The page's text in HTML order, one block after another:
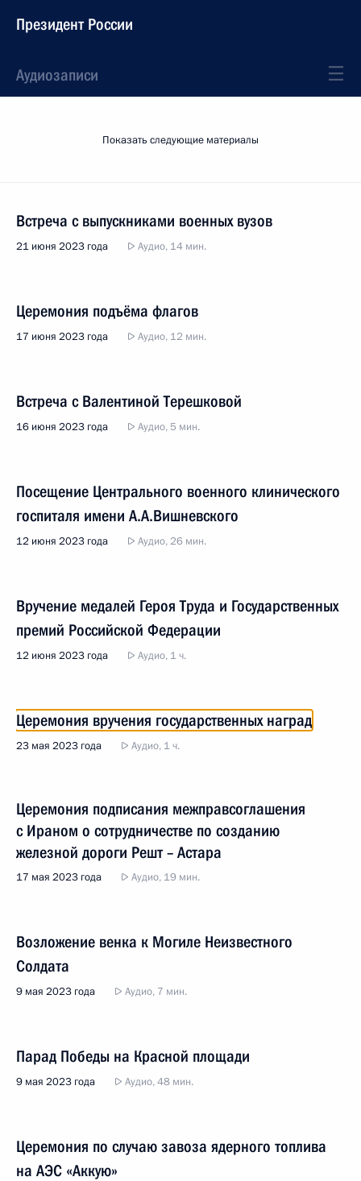
Президент России
Аудиозаписи
Показать следующие материалы
Встреча с выпускниками военных вузов
21 июня 2023 года Аудио, 14 мин.
Церемония подъёма флагов
17 июня 2023 года Аудио, 12 мин.
Встреча с Валентиной Терешковой
16 июня 2023 года Аудио, 5 мин.
Посещение Центрального военного клинического
госпиталя имени А.А.Вишневского
12 июня 2023 года Аудио, 26 мин.
Вручение медалей Героя Труда и Государственных
премий Российской Федерации
12 июня 2023 года Аудио, 1 ч.
Церемония вручения государственных наград
23 мая 2023 года Аудио, 1 ч.
Церемония подписания межправcоглашения
с Ираном о сотрудничестве по созданию
железной дороги Решт – Астара
17 мая 2023 года Аудио, 19 мин.
Возложение венка к Могиле Неизвестного
Солдата
9 мая 2023 года Аудио, 7 мин.
Парад Победы на Красной площади
9 мая 2023 года Аудио, 48 мин.
Церемония по случаю завоза ядерного топлива
на АЭС «Аккую»